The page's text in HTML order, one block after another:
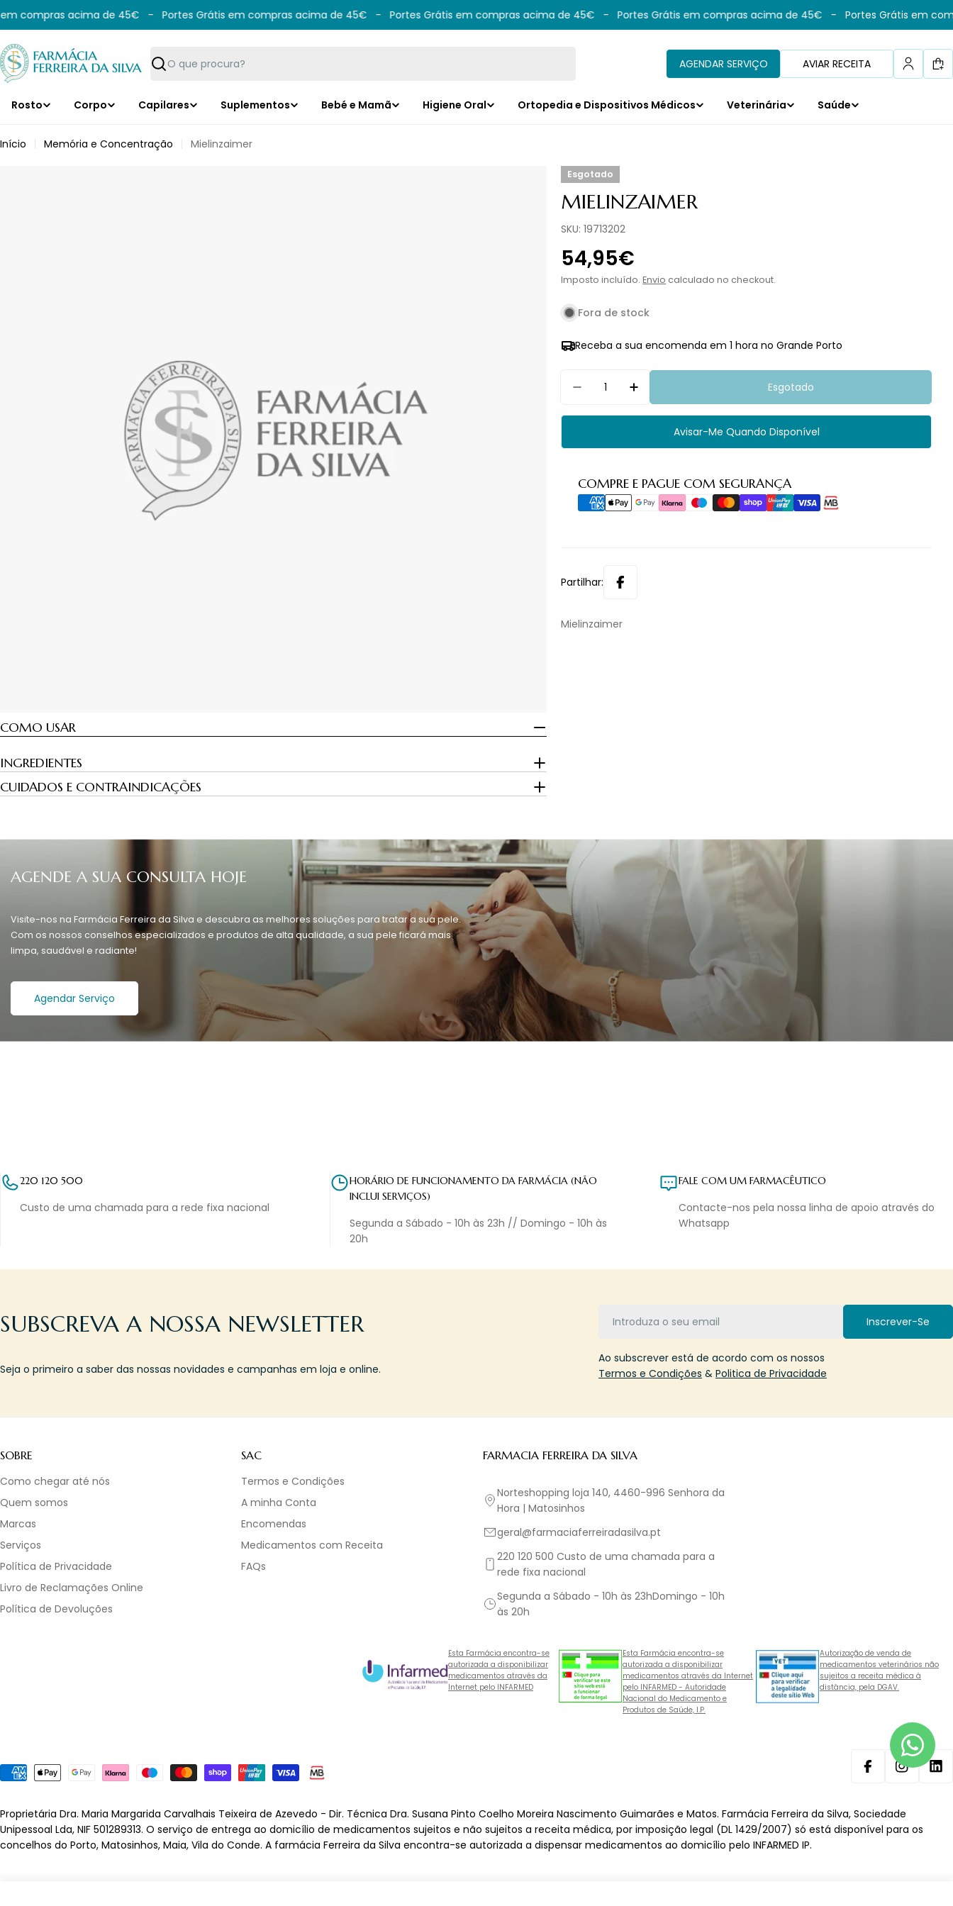
para
conteúdo
compras acima de 45€ - Portes Grátis em compras acima de 45€ - Portes Grátis em compras acima de 45€ - Portes Grátis em compras acima de 45€ - Portes Grátis em
Pesquisar AGENDAR SERVIÇO AVIAR RECEITA
Rosto Corpo Capilares Suplementos Bebé e Mamã Higiene Oral Ortopedia e Dispositivos Médicos Veterinária Saúde
Início Memória e Concentração Mielinzaimer
Esgotado
MIELINZAIMER
SKU: 19713202
Preço
normal
54,95€
Imposto incluído.Envio calculado no checkout.
Fora de stock
Receba a sua encomenda em 1 hora no Grande Porto
Diminuir Quantidade Para Mielinzaimer
Aumentar Quantidade Para Mielinzaimer
Esgotado
Avisar-Me Quando Disponível
COMPRE E PAGUE COM SEGURANÇA
Métodos
de
pagamento
Partilhar:
Mielinzaimer
COMO USAR
INGREDIENTES
CUIDADOS E CONTRAINDICAÇÕES
AGENDE A SUA CONSULTA HOJE
Visite-nos na Farmácia Ferreira da Silva e descubra as melhores soluções para tratar a sua pele.
Com os nossos conselhos especializados e produtos de alta qualidade, a sua pele ficará mais
limpa, saudável e radiante!
Agendar Serviço
220 120 500
Custo de uma chamada para a rede fixa nacional
HORÁRIO DE FUNCIONAMENTO DA FARMÁCIA (NÃO
INCLUI SERVIÇOS)
Segunda a Sábado - 10h às 23h // Domingo - 10h às
20h
FALE COM UM FARMACÊUTICO
Contacte-nos pela nossa linha de apoio através do
Whatsapp
SUBSCREVA A NOSSA NEWSLETTER
Seja o primeiro a saber das nossas novidades e campanhas em loja e online.
Inscrever-Se
Ao subscrever está de acordo com os nossos
Termos e Condições & Politica de Privacidade
SOBRE
Como chegar até nós
Quem somos
Marcas
Serviços
Política de Privacidade
Livro de Reclamações Online
Política de Devoluções
SAC
Termos e Condições
A minha Conta
Encomendas
Medicamentos com Receita
FAQs
FARMACIA FERREIRA DA SILVA
Norteshopping loja 140, 4460-996 Senhora da
Hora | Matosinhos
geral@farmaciaferreiradasilva.pt
220 120 500 Custo de uma chamada para a
rede fixa nacional
Segunda a Sábado - 10h às 23hDomingo - 10h
às 20h
Esta Farmácia encontra-se
autorizada a disponibilizar
medicamentos através da
Internet pelo INFARMED
Esta Farmácia encontra-se
autorizada a disponibilizar
medicamentos através da Internet
pelo INFARMED - Autoridade
Nacional do Medicamento e
Produtos de Saúde, I.P.
Autorização de venda de
medicamentos veterinários não
sujeitos a receita médica à
distância, pela DGAV.
Métodos
de
FacebookInstagram
Proprietária Dra. Maria Margarida Carvalhais Teixeira de Azevedo - Dir. Técnica Dra. Susana Pinto Coelho Moreira Nascimento Guimarães e Matos. Farmácia Ferreira da Silva, Sociedade
Unipessoal Lda, NIF 501289313. O serviço de entrega ao domicílio de medicamentos sujeitos e não sujeitos a receita médica, por imposição legal (DL 1429/2007) só está disponível para os
concelhos do Porto, Matosinhos, Maia, Vila do Conde. A farmácia Ferreira da Silva encontra-se autorizada a dispensar medicamentos ao domicílio pelo INFARMED IP.